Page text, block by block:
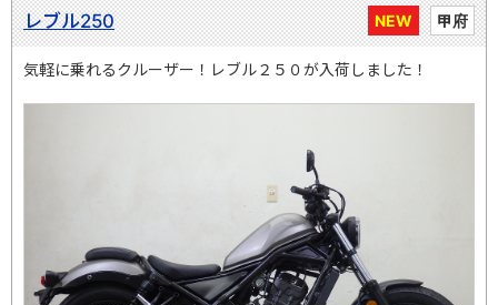
NEW 甲府
レブル250
気軽に乗れるクルーザー！レブル２５０が入荷しました！